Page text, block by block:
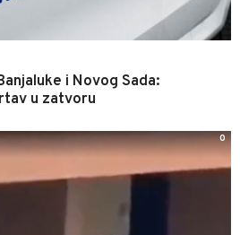
i Novog Sada:
u zatvoru
0